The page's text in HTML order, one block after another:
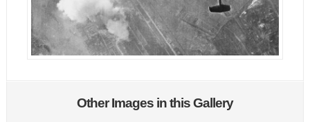
Other Images in this Gallery